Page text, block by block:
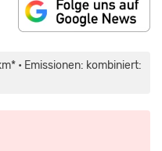
• Emissionen: kombiniert: